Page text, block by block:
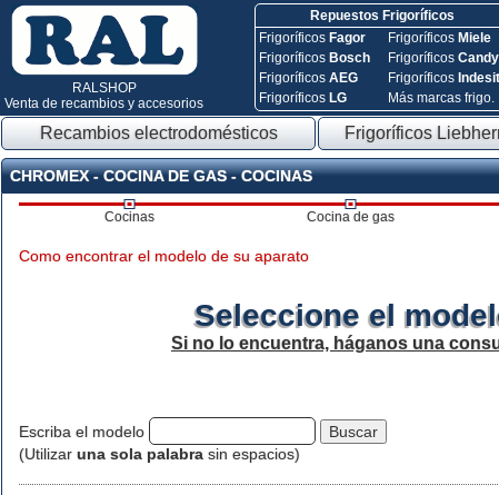
RALSHOP
Venta de recambios y accesorios
Repuestos Frigoríficos
Frigoríficos Fagor
Frigoríficos Bosch
FrigoríficosAEG
Frigoríficos LG
Frigoríficos Miele
FrigoríficosCandy
Frigoríficos Indesit
Más marcas frigo.
Recambios electrodomésticos Frigoríficos
CHROMEX - COCINA DE GAS - COCINAS
Cocinas Cocina de gas
Como encontrar el modelo de su aparato
Seleccione el
Si no lo encuentra, háganos una
Escriba el modelo
(Utilizar una sola palabra sin espacios)